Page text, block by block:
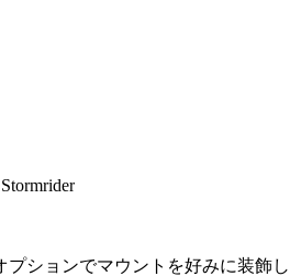
ションでマウントを好みに装飾し